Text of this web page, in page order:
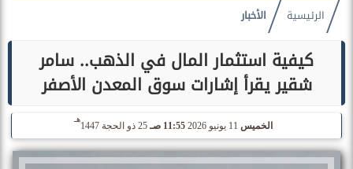
الرئيسية الأخبار
كيفية استثمار المال في الذهب.. سامر
شقير يقرأ إشارات سوق المعدن الأصفر
الخميس 11:55 صـ 25 ذو الحجة 1447
هـ